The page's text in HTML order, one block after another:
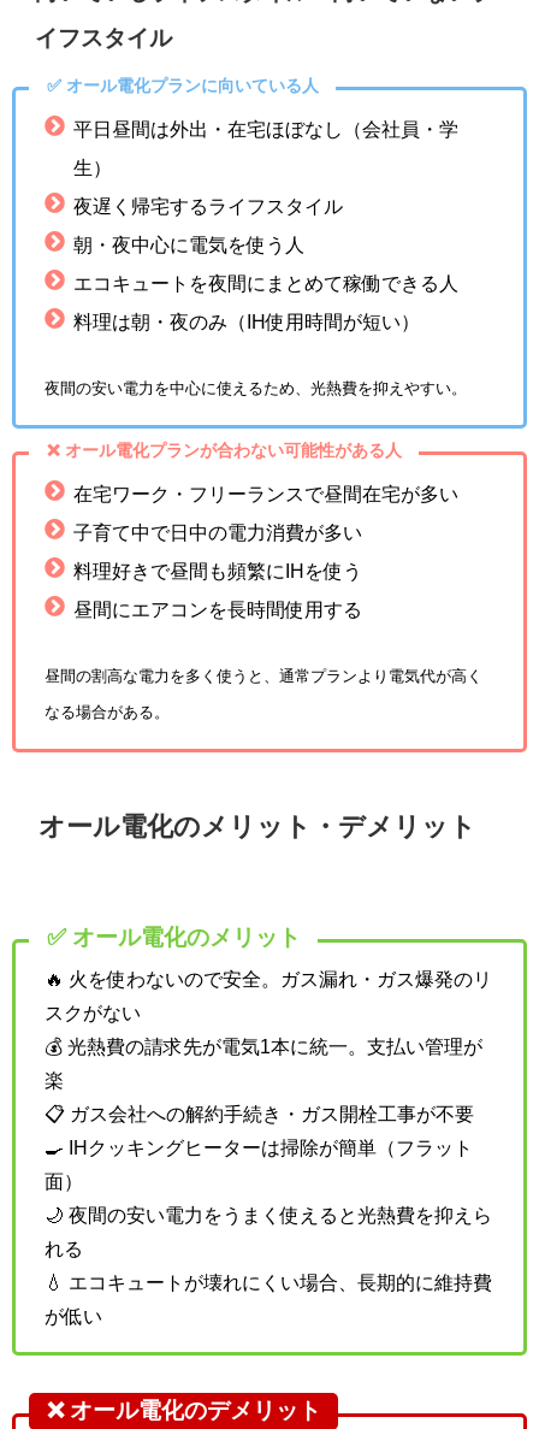
イフスタイル
✅ オール電化プランに向いている人
平日昼間は外出・在宅ほぼなし（会社員・学
生）
夜遅く帰宅するライフスタイル
朝・夜中心に電気を使う人
エコキュートを夜間にまとめて稼働できる人
料理は朝・夜のみ（IH使用時間が短い）
夜間の安い電力を中心に使えるため、光熱費を抑えやすい。
❌ オール電化プランが合わない可能性がある人
在宅ワーク・フリーランスで昼間在宅が多い
子育て中で日中の電力消費が多い
料理好きで昼間も頻繁にIHを使う
昼間にエアコンを長時間使用する
昼間の割高な電力を多く使うと、通常プランより電気代が高く
なる場合がある。
オール電化のメリット・デメリット
✅ オール電化のメリット
🔥 火を使わないので安全。ガス漏れ・ガス爆発のリ
スクがない
💰 光熱費の請求先が電気1本に統一。支払い管理が
楽
📋 ガス会社への解約手続き・ガス開栓工事が不要
🍳 IHクッキングヒーターは掃除が簡単（フラット
面）
🌙 夜間の安い電力をうまく使えると光熱費を抑えら
れる
💧 エコキュートが壊れにくい場合、長期的に維持費
が低い
❌ オール電化のデメリット